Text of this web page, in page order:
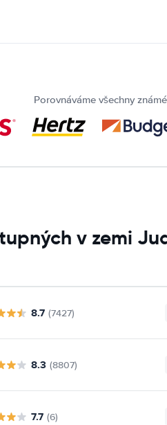
Porovnáváme všechny
v zemi
8.7 (7427)
8.3 (8807)
7.7 (6)